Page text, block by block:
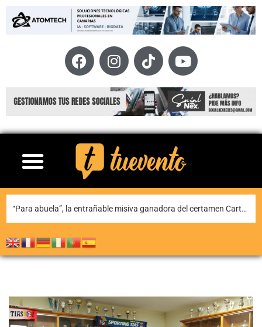
Teguise honra a Nuestra Señora de Las Nieves en la tradicional misa en la ermita